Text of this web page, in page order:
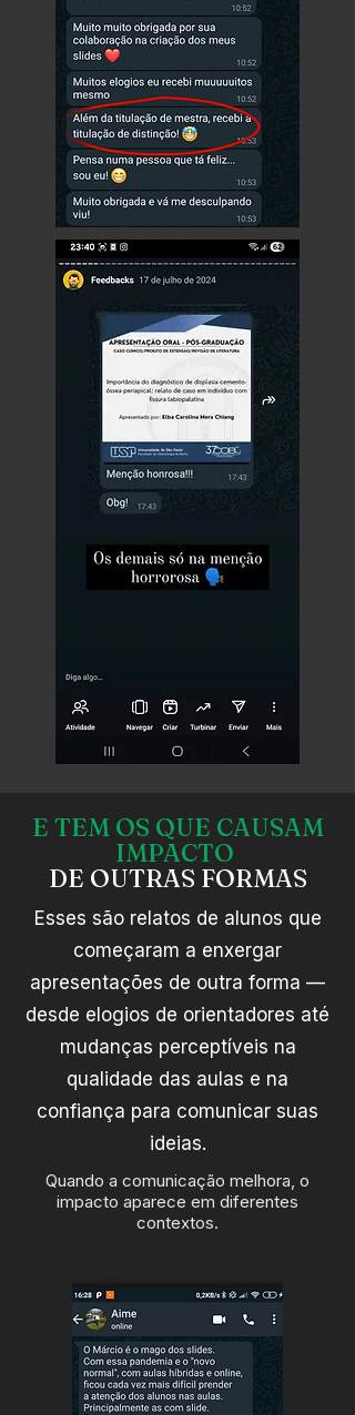
E TEM OS QUE CAUSAM
IMPACTO
DE OUTRAS FORMAS
Esses são relatos de alunos que
começaram a enxergar
apresentações de outra forma —
desde elogios de orientadores até
mudanças perceptíveis na
qualidade das aulas e na
confiança para comunicar suas
ideias.
Quando a comunicação melhora, o
impacto aparece em diferentes
contextos.